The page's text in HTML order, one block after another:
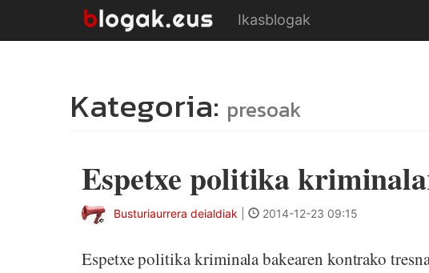
Ikasblogak
Kategoria: presoak
Espetxe politika
Busturiaurrera deialdiak 2014-12-23 09:15
Espetxe politika kriminala bakearen kontrako